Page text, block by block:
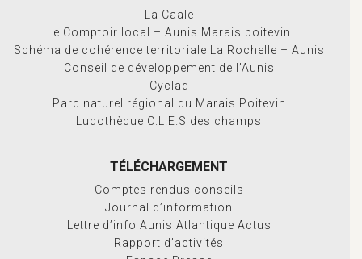
La Caale
Le Comptoir local – Aunis Marais poitevin
Schéma de cohérence territoriale La Rochelle – Aunis
Conseil de développement de l’Aunis
Cyclad
Parc naturel régional du Marais Poitevin
Ludothèque C.L.E.S des champs
TÉLÉCHARGEMENT
Comptes rendus conseils
Journal d’information
Lettre d’info Aunis Atlantique Actus
Rapport d’activités